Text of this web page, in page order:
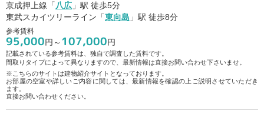
京成押上線「 八広 」駅 徒歩5分
東武スカイツリーライン「東向島 」駅 徒歩8分
参考賃料
95,000円～ 107,000円
記載されている参考賃料は、独自で調査した賃料です。
間取りタイプによって異なりますので、最新情報は直接お問い合わせ下さいませ。
※こちらのサイトは建物紹介サイトとなっております。
お部屋の空室や詳しいご内容に関しては、最新情報を確認の上ご説明させていただき
ます。
直接お問い合わせください。